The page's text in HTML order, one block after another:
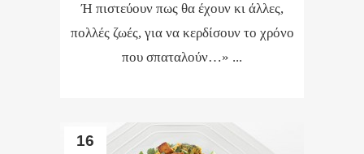
Ή πιστεύουν πως θα έχουν κι άλλες,
πολλές ζωές, για να κερδίσουν το χρόνο
που σπαταλούν…» ...
16